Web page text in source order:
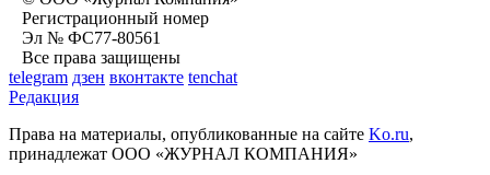
Регистрационный номер
Эл № ФС77-80561
Все права защищены
telegram дзен вконтакте tenchat
Редакция
Права на материалы, опубликованные на сайте Ko.ru,
принадлежат ООО «ЖУРНАЛ КОМПАНИЯ»